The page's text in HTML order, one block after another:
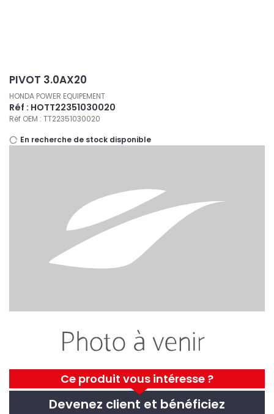
Ce produit vous intéresse ?
Devenez client et bénéficiez
PIVOT 3.0AX20
HONDA POWER EQUIPEMENT
Réf : HOTT22351030020
Réf OEM : TT22351030020
En recherche de stock disponible